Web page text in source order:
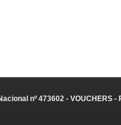
nº 473602 - VOUCHERS